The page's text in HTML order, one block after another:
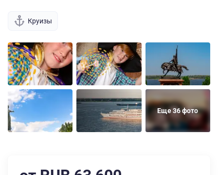
Круизы
Еще 36 фото